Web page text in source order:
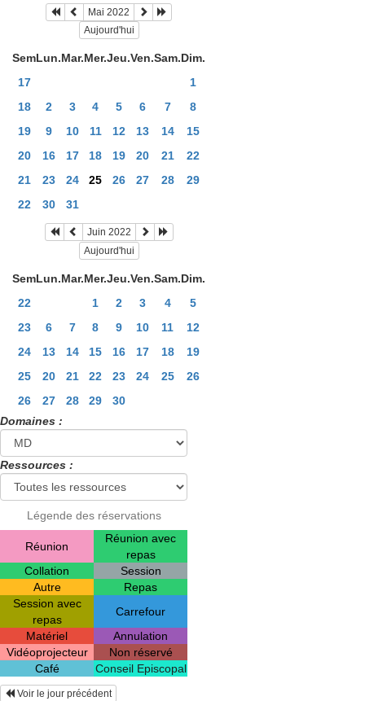
Mai 2022
Aujourd'hui
SemLun.Mar.Mer.Jeu.Ven.Sam.Dim.
17
1
18
2 3 4 5 6 7
8
19
9 10 11 12 13 14
15
20
16 17 18 19 20 21
22
21
23 24 25 26 27 28
29
22
30 31
Juin 2022
Aujourd'hui
SemLun.Mar.Mer.Jeu.Ven.Sam.Dim.
22
1 2 3 4
5
23
6 7 8 9 10 11
12
24
13 14 15 16 17 18
19
25
20 21 22 23 24 25
26
26
27 28 29
30
Domaines :
Ressources :
Légende des réservations
Réunion
Réunion avec
repas
Collation
Session
Autre
Repas
Session avec
repas
Carrefour
Matériel
Annulation
Vidéoprojecteur
Non réservé
Café
Conseil Episcopal
Voir le jour précédent